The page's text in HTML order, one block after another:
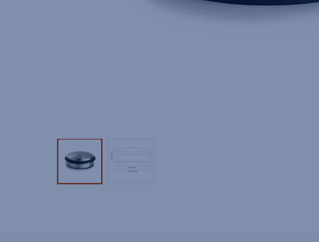
Produktbild 1Produktbild 2